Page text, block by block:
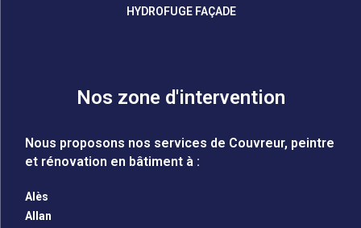
HYDROFUGE FAÇADE
Nos zone d'intervention
Nous proposons nos services de Couvreur, peintre
et rénovation en bâtiment à :
Alès
Allan